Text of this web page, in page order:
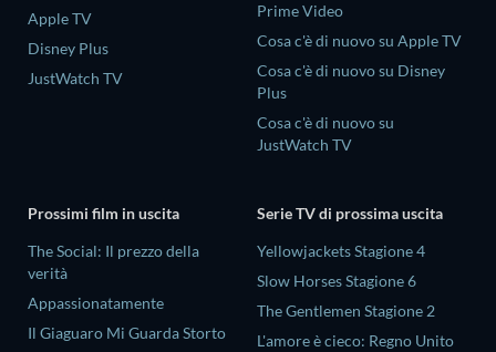
Apple TV
Disney Plus
JustWatch TV
Prime Video
Cosa c'è di nuovo su Apple TV
Cosa c'è di nuovo su Disney
Plus
Cosa c'è di nuovo su
JustWatch TV
Prossimi film in uscita
The Social: Il prezzo della
verità
Appassionatamente
Il Giaguaro Mi Guarda Storto
Serie TV di prossima uscita
Yellowjackets Stagione 4
Slow Horses Stagione 6
The Gentlemen Stagione 2
L'amore è cieco: Regno Unito